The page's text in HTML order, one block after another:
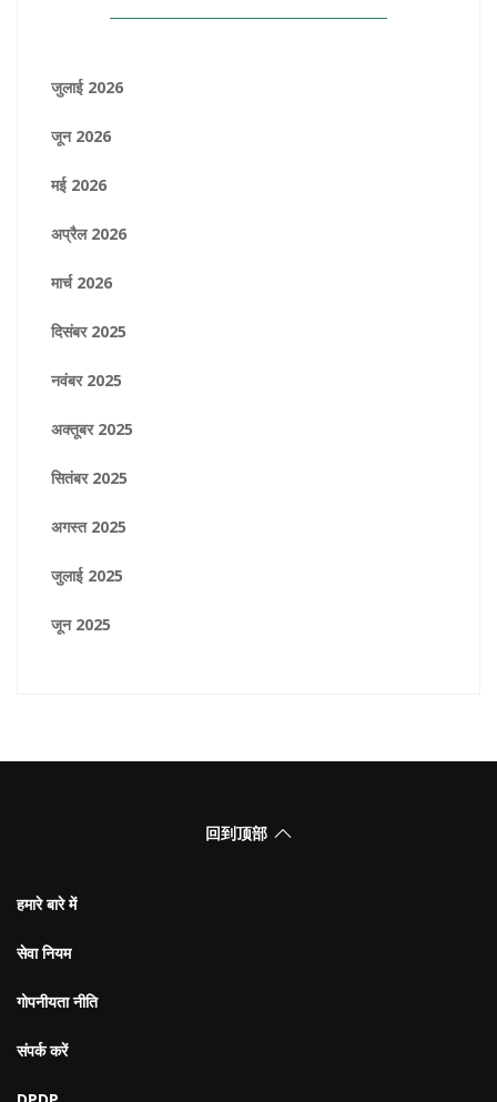
जुलाई 2026
जून 2026
मई 2026
अप्रैल 2026
मार्च 2026
दिसंबर 2025
नवंबर 2025
अक्तूबर 2025
सितंबर 2025
अगस्त 2025
जुलाई 2025
जून 2025
回到顶部
हमारे बारे में
सेवा नियम
गोपनीयता नीति
संपर्क करें